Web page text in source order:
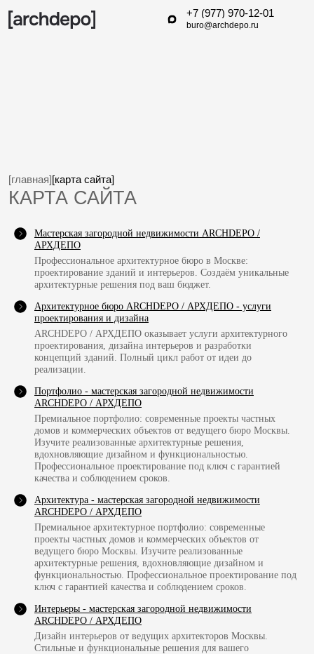
buro@archdepo.ru
+7 (977) 970-12-01
Мастерская загородной недвижимости ARCHDEPO /
АРХДЕПО
Профессиональное архитектурное бюро в Москве:
проектирование зданий и интерьеров. Создаём уникальные
архитектурные решения под ваш бюджет.
Архитектурное бюро ARCHDEPO / АРХДЕПО - услуги
проектирования и дизайна
ARCHDEPO / АРХДЕПО оказывает услуги архитектурного
проектирования, дизайна интерьеров и разработки
концепций зданий. Полный цикл работ от идеи до
реализации.
Портфолио - мастерская загородной недвижимости
ARCHDEPO / АРХДЕПО
Премиальное портфолио: современные проекты частных
домов и коммерческих объектов от ведущего бюро Москвы.
Изучите реализованные архитектурные решения,
вдохновляющие дизайном и функциональностью.
Профессиональное проектирование под ключ с гарантией
качества и соблюдением сроков.
Архитектура - мастерская загородной недвижимости
ARCHDEPO / АРХДЕПО
Премиальное архитектурное портфолио: современные
проекты частных домов и коммерческих объектов от
ведущего бюро Москвы. Изучите реализованные
архитектурные решения, вдохновляющие дизайном и
функциональностью. Профессиональное проектирование под
ключ с гарантией качества и соблюдением сроков.
Интерьеры - мастерская загородной недвижимости
ARCHDEPO / АРХДЕПО
Дизайн интерьеров от ведущих архитекторов Москвы.
Стильные и функциональные решения для вашего